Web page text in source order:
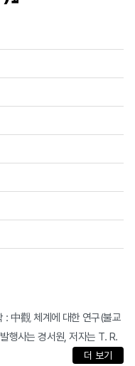
: 中觀 체계에 대한 연구(불교
행사는 경서원, 저자는 T. R.
더 보기